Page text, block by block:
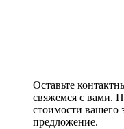
Оставьте
свяжемся с вами.
стоимости вашего
предложение.